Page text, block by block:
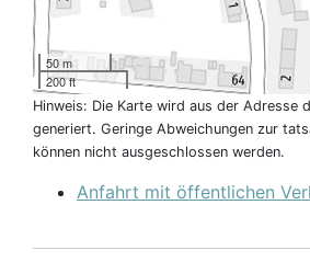
50 m
200 ft
Hinweis: Die Karte wird aus der Adresse
generiert. Geringe Abweichungen zur
können nicht ausgeschlossen werden.
Anfahrt mit öffentlichen